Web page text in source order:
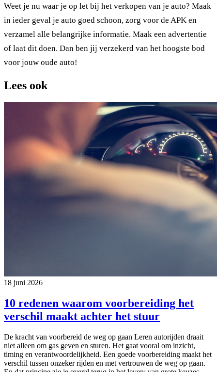
Weet je nu waar je op let bij het verkopen van je auto? Maak
in ieder geval je auto goed schoon, zorg voor de APK en
verzamel alle belangrijke informatie. Maak een advertentie
of laat dit doen. Dan ben jij verzekerd van het hoogste bod
voor jouw oude auto!
Lees ook
18 juni 2026
10 redenen waarom voorbereiding het
verschil maakt achter het stuur
De kracht van voorbereid de weg op gaan Leren autorijden draait
niet alleen om gas geven en sturen. Het gaat vooral om inzicht,
timing en verantwoordelijkheid. Een goede voorbereiding maakt het
verschil tussen onzeker rijden en met vertrouwen de weg op gaan.